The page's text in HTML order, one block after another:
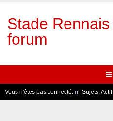
Stade
forum
Vous n'êtes pas connecté. Sujets:Actif|